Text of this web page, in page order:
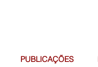
PUBLICAÇÕES